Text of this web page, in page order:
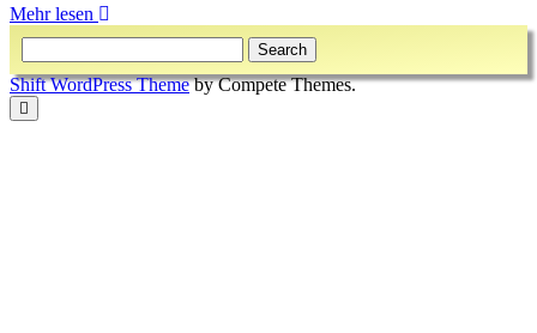
Mehr lesen ANNO
–
Newspaper
Online
Sidebar
Shift WordPress Themeby Compete Themes.
Scroll
to